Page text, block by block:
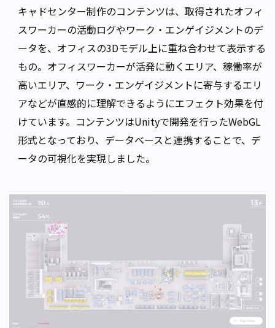
キャドセンター制作のコンテンツは、取得されたオフィ
スワーカーの活動ログやワーク・エンゲイジメントのデ
ータを、オフィスの3Dモデル上に重ね合わせて表示する
もの。オフィスワーカーが活発に動くエリア、稼働率が
高いエリア、ワーク・エンゲイジメントに寄与するエリ
アなどが直感的に理解できるようにエフェクト効果を付
けています。コンテンツはUnityで開発を行ったWebGL
形式となっており、データベースと連携することで、デ
ータの可視化を実現しました。